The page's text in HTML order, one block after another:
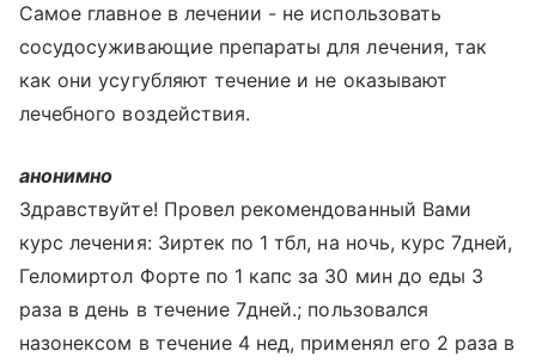
Самое главное в лечении - не использовать
сосудосуживающие препараты для лечения, так
как они усугубляют течение и не оказывают
лечебного воздействия.
анонимно
Здравствуйте! Провел рекомендованный Вами
курс лечения: Зиртек по 1 тбл, на ночь, курс 7дней,
Геломиртол Форте по 1 капс за 30 мин до еды 3
раза в день в течение 7дней.; пользовался
назонексом в течение 4 нед, применял его 2 раза в